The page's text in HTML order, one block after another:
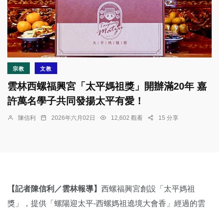
宗教 文教
雲林西螺福興宮「太平媽祖獎」開辦滿20年 嘉
許萬名學子共同發揚太平有愛！
陳信利 2026年六月02日 12,602 觀看 15 分享
【記者陳信利／雲林報導】 西螺福興宮創設「太平媽祖
獎」，提供「螺陽迎太平-西螺媽祖遶境大會香」經過的雲